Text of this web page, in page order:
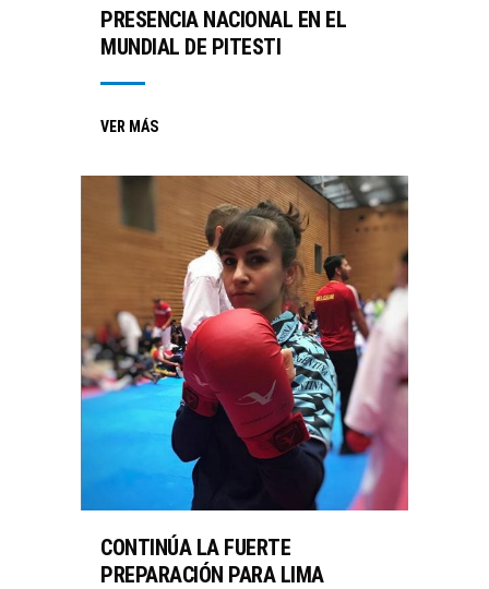
PRESENCIA NACIONAL EN EL
MUNDIAL DE PITESTI
VER MÁS
CONTINÚA LA FUERTE
PREPARACIÓN PARA LIMA